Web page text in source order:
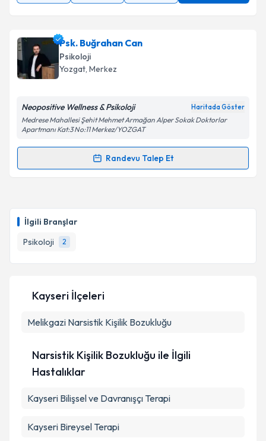
İlgili Branşlar
Psikoloji
2
Psk. Buğrahan Can
Psikoloji
Yozgat, Merkez
Neopositive Wellness & Psikoloji Haritada Göster
Medrese Mahallesi Şehit Mehmet Armağan Alper Sokak Doktorlar
Apartmanı Kat:3 No:11 Merkez/YOZGAT
Randevu Talep Et
Randevu Takvimi Talebi
takvim hazırlandığında e-posta ile bilgilendireceğiz.
E-posta Adresiniz
Metni'ni okudum ve kişisel verilerimin belirtilen
Kayseri İlçeleri
Melikgazi Narsistik Kişilik Bozukluğu
Narsistik Kişilik Bozukluğu ile İlgili
Hastalıklar
Kayseri Bilişsel ve Davranışçı Terapi
Kayseri Bireysel Terapi